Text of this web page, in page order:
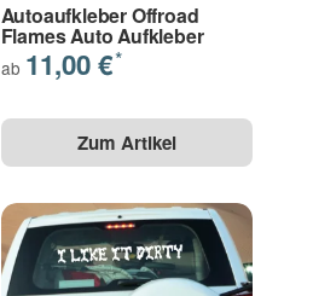
Autoaufkleber Offroad
Flames Auto Aufkleber
ab 11,00 €*
Zum Artikel